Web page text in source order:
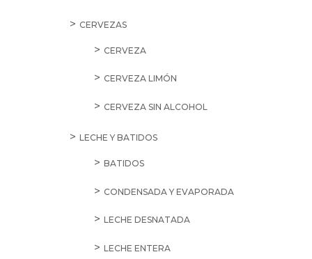
CERVEZAS
CERVEZA
CERVEZA LIMÓN
CERVEZA SIN ALCOHOL
LECHE Y BATIDOS
BATIDOS
CONDENSADA Y EVAPORADA
LECHE DESNATADA
LECHE ENTERA